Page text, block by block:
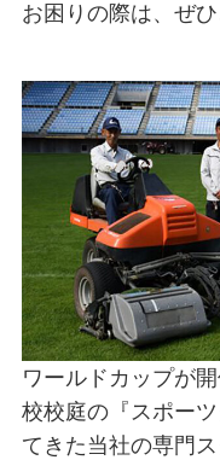
お困りの際は、ぜひ
ワールドカップが
校校庭の『スポー
てきた当社の専門